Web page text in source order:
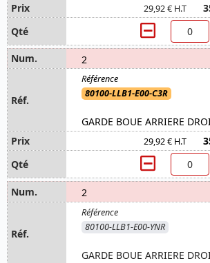
29,92 € H.T
2
80100-LLB1-E00-C3R
GARDE BOUE ARRIERE
29,92 € H.T
2
80100-LLB1-E00-YNR
GARDE BOUE ARRIERE